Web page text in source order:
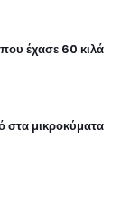
έχασε 60 κιλά
στα μικροκύματα